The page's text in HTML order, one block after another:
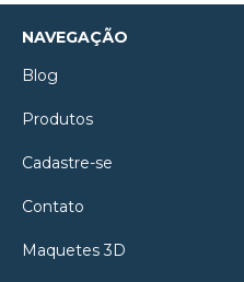
NAVEGAÇÃO
Blog
Produtos
Cadastre-se
Contato
Maquetes 3D